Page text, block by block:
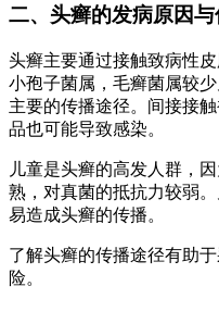
二、头癣的发病原因
头癣主要通过接触致病性
小孢子菌属，毛癣菌属较
主要的传播途径。间接接
品也可能导致感染。
儿童是头癣的高发人群，
熟，对真菌的抵抗力较弱
易造成头癣的传播。
了解头癣的传播途径有助
险。